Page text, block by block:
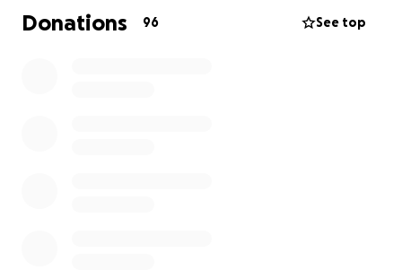
despedida que merecen.
toda ayuda es bienvenida, aunque sea
Donations 96 See top